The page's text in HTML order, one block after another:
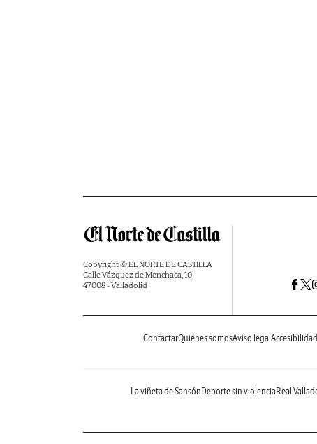
Copyright © EL NORTE DE CASTILLA
Calle Vázquez de Menchaca, 10
47008 - Valladolid
ContactarQuiénes somosAviso legal Accesibilidad
La viñeta de Sansón Deporte sin violencia Real